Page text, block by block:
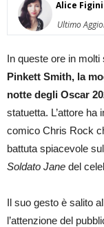
Alice Figini
Ultimo
In queste ore in
Pinkett Smith, la
notte degli Oscar
statuetta. L’attore ha
comico Chris Rock
battuta spiacevole
Soldato Jane del
Il suo gesto è salito
l’attenzione del